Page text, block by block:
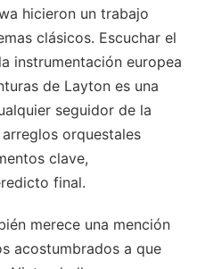
hicieron un trabajo
clásicos. Escuchar el
instrumentación europea
de Layton es una
seguidor de la
orquestales
clave,
final.
merece una mención
acostumbrados a que